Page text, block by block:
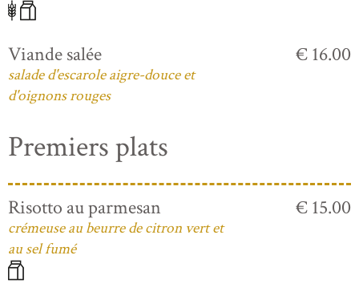
Viande salée
salade d'escarole aigre-douce et
d'oignons rouges
€ 16.00
Premiers plats
Risotto au parmesan
crémeuse au beurre de citron vert et
au sel fumé
€ 15.00